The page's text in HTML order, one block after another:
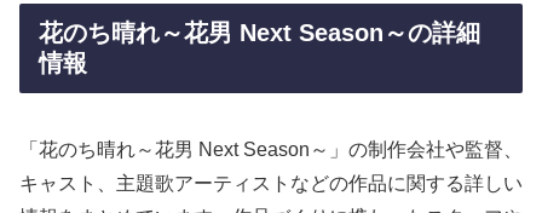
花のち晴れ～花男 Next Season～の詳細
情報
「花のち晴れ～花男 Next Season～」の制作会社や監督、
キャスト、主題歌アーティストなどの作品に関する詳しい